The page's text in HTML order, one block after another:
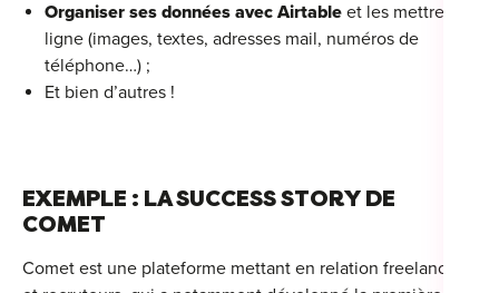
Organiser ses données avec Airtable et les mettre en
ligne (images, textes, adresses mail, numéros de
téléphone…) ;
Et bien d’autres !
EXEMPLE : LA SUCCESS STORY DE
COMET
Comet est une plateforme mettant en relation freelances